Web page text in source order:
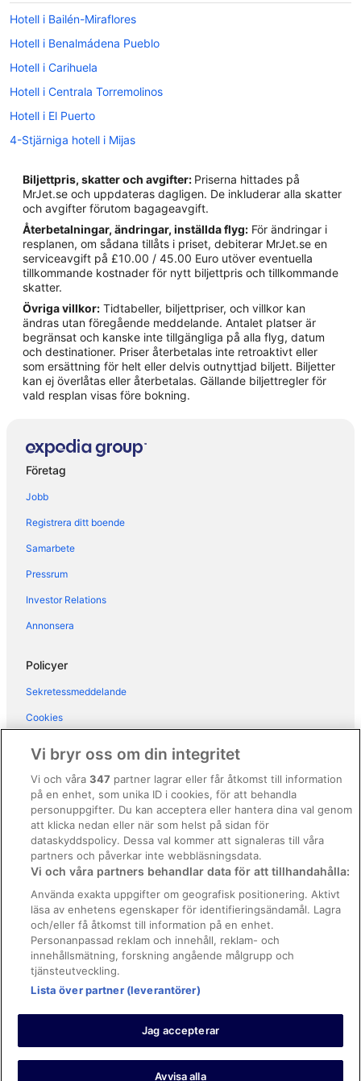
Hotell i Bailén-Miraflores
Hotell i Benalmádena Pueblo
Hotell i Carihuela
Hotell i Centrala Torremolinos
Hotell i El Puerto
4-Stjärniga hotell i Mijas
Hotell i Benalmádena Costa
Hotell i Benalmádena
Hotell i Málaga
Hotell i Malagas historiska centrum
Hotell i Mijas Pueblo
Hotell i Mijas
Hotell i Torremolinos
Hotell i Jardín de la Abadía
B&B i Málaga
Hotell i Málaga Centro
Hotell i Málaga-Este
Vandrarhem i Málaga
Kapselhotell i Málaga
Lägenheter i Málaga
Pensionat i Málaga
Privata semesterbostäder i Málaga
Riad i Málaga
B&B i Mijas Pueblo
Husvagnscampingar i Mijas Pueblo
Villor i Mijas
Hotell i Palma-Palmilla
Hotell i Pedregalejo
Hotell i Puerto de la Torre
Hotell i Torreblanca
B&B i Torremolinos
Pensionat i Torremolinos
Vandrarhem i Torremolinos
Husvagnscampingar i Torremolinos
Lägenheter i Torremolinos
Lägenhetshotell i Torremolinos
Stugor i Torremolinos
3-Stjärniga hotell i Torremolinos
Biljettpris, skatter och avgifter: Priserna hittades på
MrJet.se och uppdateras dagligen. De inkluderar alla skatter
och avgifter förutom bagageavgift.
Återbetalningar, ändringar, inställda flyg: För ändringar i
resplanen, om sådana tillåts i priset, debiterar MrJet.se en
serviceavgift på £10.00 / 45.00 Euro utöver eventuella
tillkommande kostnader för nytt biljettpris och tillkommande
skatter.
Övriga villkor: Tidtabeller, biljettpriser, och villkor kan
ändras utan föregående meddelande. Antalet platser är
begränsat och kanske inte tillgängliga på alla flyg, datum
och destinationer. Priser återbetalas inte retroaktivt eller
som ersättning för helt eller delvis outnyttjad biljett. Biljetter
kan ej överlåtas eller återbetalas. Gällande biljettregler för
vald resplan visas före bokning.
Företag
Jobb
Registrera ditt boende
Samarbete
Pressrum
Investor Relations
Annonsera
Policyer
Sekretessmeddelande
Cookies
Regler och villkor för Vrbo
Tillgänglighetsanpassning
Juridisk information/Kontakta oss
Riktlinjer för innehåll och anmäla innehåll
Hjälp
Kontakta oss
Avboka eller ändra din bokning
Boka ett flyg med flygbolagskredit
Återbetalningsprocess och tidslinjer
© 2026 Expedia, Inc., ett företag inom Expedia Group.
https://www.expediagroup.com/ Med ensamrätt. MrJet är ett
varumärke eller registrerat varumärke som tillhör Expedia, Inc.
Vi bryr oss om din integritet
Vi och våra347 partner lagrar eller får åtkomst till information
på en enhet, som unika ID i cookies, för att behandla
personuppgifter. Du kan acceptera eller hantera dina val genom
att klicka nedan eller när som helst på sidan för
dataskyddspolicy. Dessa val kommer att signaleras till våra
partners och påverkar inte webbläsningsdata.
Vi och våra partners behandlar data för att tillhandahålla:
Använda exakta uppgifter om geografisk positionering. Aktivt
läsa av enhetens egenskaper för identifieringsändamål. Lagra
och/eller få åtkomst till information på en enhet.
Personanpassad reklam och innehåll, reklam- och
innehållsmätning, forskning angående målgrupp och
tjänsteutveckling.
Lista över partner (leverantörer)
Jag accepterar
Avvisa alla